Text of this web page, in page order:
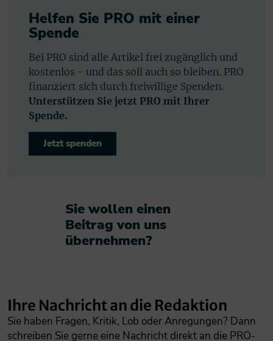
Helfen Sie PRO mit einer
Spende
Bei PRO sind alle Artikel frei zugänglich und
kostenlos - und das soll auch so bleiben. PRO
finanziert sich durch freiwillige Spenden.
Unterstützen Sie jetzt PRO mit Ihrer
Spende.
Jetzt spenden
Sie wollen einen
Beitrag von uns
übernehmen?​
Ihre Nachricht an die Redaktion
Sie haben Fragen, Kritik, Lob oder Anregungen? Dann
schreiben Sie gerne eine Nachricht direkt an die PRO-